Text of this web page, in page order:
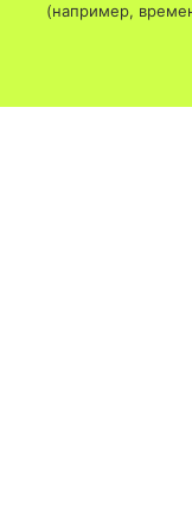
(например,